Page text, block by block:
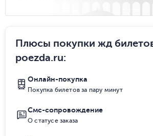
Плюсы покупки жд
poezda.ru:
Онлайн-покупка
Покупка билетов за пару минут
Смс-сопровождение
О статусе заказа